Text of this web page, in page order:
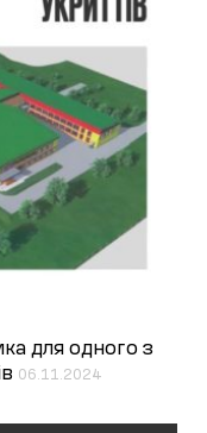
для одного з
06.11.2024